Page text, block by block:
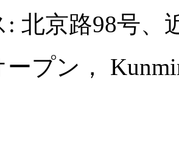
: 北京路98号、
ープン，